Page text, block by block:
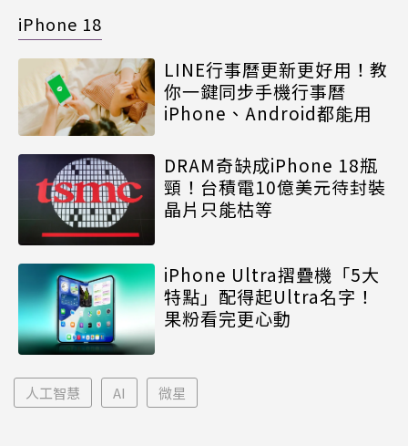
iPhone 18
LINE行事曆更新更好用！教
你一鍵同步手機行事曆
iPhone、Android都能用
DRAM奇缺成iPhone 18瓶
頸！台積電10億美元待封裝
晶片只能枯等
iPhone Ultra摺疊機「5大
特點」配得起Ultra名字！
果粉看完更心動
人工智慧 AI 微星